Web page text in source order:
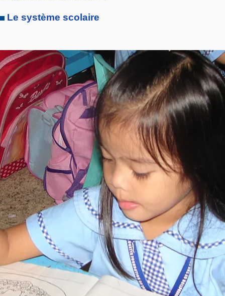
Le système scolaire